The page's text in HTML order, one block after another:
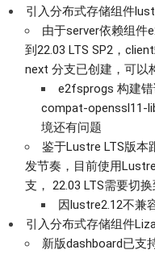
引入分布式存储组件
由于server依赖组件
到22.03 LTS SP2，
next 分支已创建，可以
e2fsprogs 构建错
compat-openssl11-
境还有问题
鉴于Lustre LTS版本
发节奏，目前使用
支， 22.03 LTS需要切
因lustre2.12不兼
引入分布式存储组件
新版dashboard已支